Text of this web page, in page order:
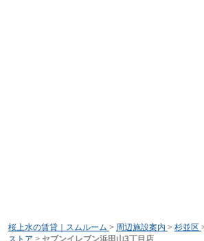
桜上水の賃貸｜スムルーム > 周辺施設案内 > 杉並区
ストア > セブンイレブン浜田山3丁目店